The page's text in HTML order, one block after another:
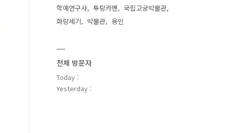
학예연구사
투탕카멘
국립고궁박물관
화랑세기
박물관 용인
전체 방문자
Today :
Yesterday :